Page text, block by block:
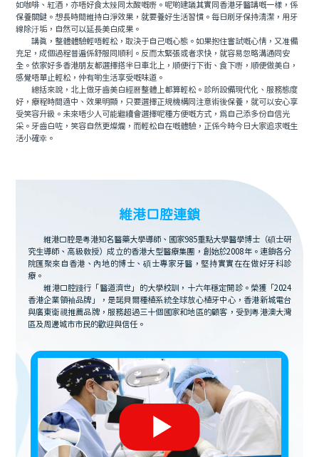
如咖啡、紅酒，亦唔好食太辣同太酸嘅嘢。呢啲建議其實同香港牙醫講嘅一樣，係
保養關鍵。想長時間維持白淨效果，就要養好生活習慣。每日刷牙保持清潔，用牙
線除汙垢，自然可以延長美白成果。
講真，整體體驗輕唔輕松，取決于自己嘅心態。如果抱住嘗試嘅心情，又准備
充足，成個過程普遍係舒服同順利。反而太緊張或者求快，就容易忽略溝通同安
全。依家好多香港朋友都選擇搭半日車北上，順便行下街、食下嘢，順便做美白，
感覺唔單止輕松，仲有啲生活享受嘅味道。
總括來說，北上做牙齒美白經曆整體上都算輕松。診所設備現代化、服務態度
好，療程時間適中、效果明顯，只要選擇正規機構同注意術後保養，就可以安心享
受笑容升級。未來唔少人可能繼續會選擇呢種方便嘅方式，爲自己添多份自信光
采。牙齒白咗，笑容自然更燦爛，而輕松自在嘅體驗，正係今時今日大家追求嘅生
活小確幸。
維港口腔連鎖
維港口腔是粵港知名醫藥大學導師、國家985重點大學醫學博士（碩士研
究生導師、高級教授）成立的香港大型醫療集團，創始於2008年。連鎖各分
院匯聚來自香港、內地的博士、碩士專家牙醫，堅持實實在在做好牙科診
療。
維港口腔踐行「醫道濟世」的大學校訓，十六年穩定開診。榮獲「2024
香港企業領袖品牌」，是諾貝爾種植系統全球放心植牙中心，香港新城電台
與廣東衛視推薦品牌，服務超過三十個國家和地區的顧客，受到粵港澳大灣
區及周邊城市市民的歡迎與信任。